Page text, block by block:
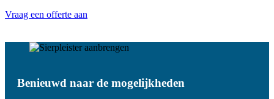
Vraag een offerte aan
Benieuwd naar de mogelijkheden